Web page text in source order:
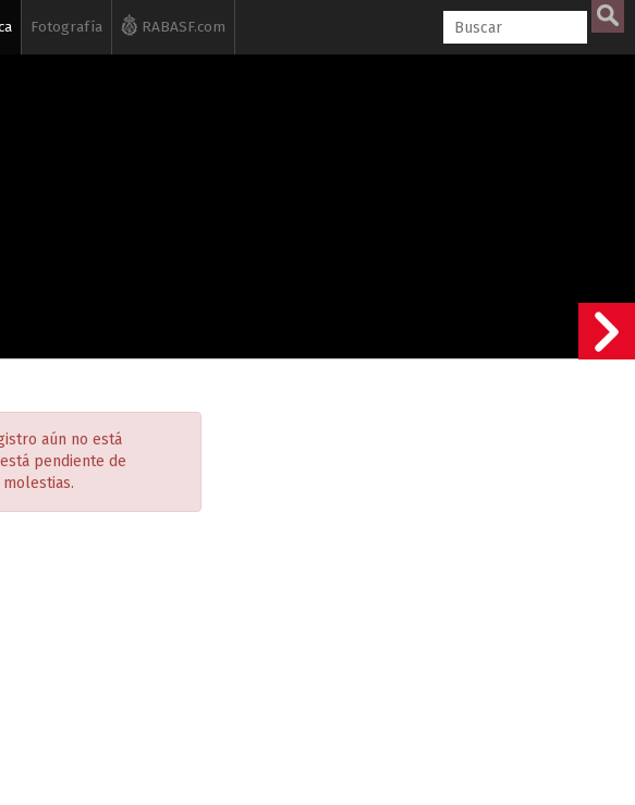
Fotografía RABASF.com
aún no está
pendiente de